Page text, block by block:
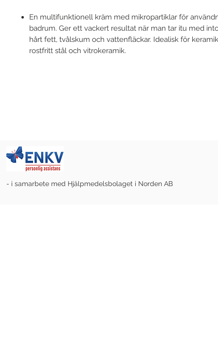
En multifunktionell kräm med mikropartiklar för
badrum. Ger ett vackert resultat när man tar itu med
hårt fett, tvålskum och vattenfläckar. Idealisk för
rostfritt stål och vitrokeramik.
- i samarbete med Hjälpmedelsbolaget i Norden AB